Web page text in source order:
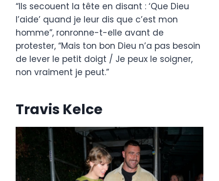
“Ils secouent la tête en disant : ‘Que Dieu
l’aide’ quand je leur dis que c’est mon
homme”, ronronne-t-elle avant de
protester, “Mais ton bon Dieu n’a pas besoin
de lever le petit doigt / Je peux le soigner,
non vraiment je peut.”
Travis Kelce